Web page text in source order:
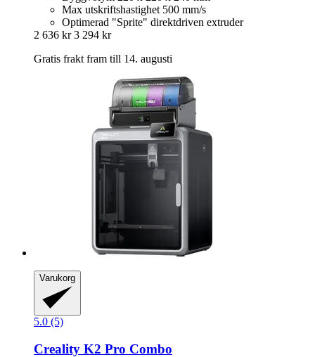
Max utskriftshastighet 500 mm/s
Optimerad "Sprite" direktdriven extruder
2 636 kr 3 294 kr
Gratis frakt fram till 14. augusti
Varukorg
5.0 (5)
Creality K2 Pro Combo